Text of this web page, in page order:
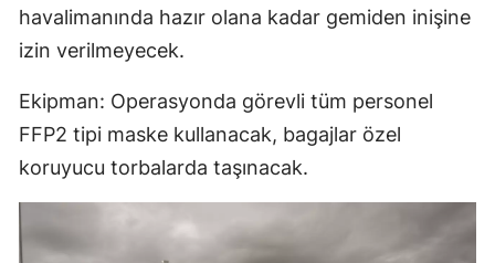
havalimanında hazır olana kadar gemiden inişine
izin verilmeyecek.
Ekipman: Operasyonda görevli tüm personel
FFP2 tipi maske kullanacak, bagajlar özel
koruyucu torbalarda taşınacak.